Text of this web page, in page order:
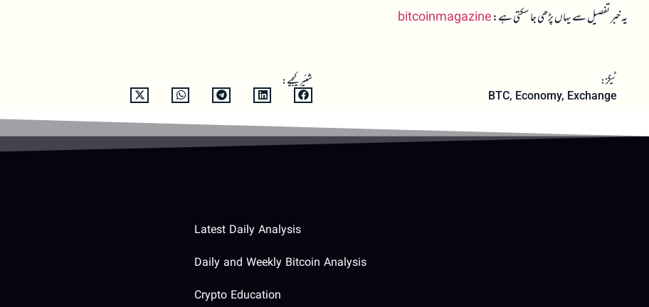
یہ خبر تفصیل سے یہاں پڑھی جا سکتی ہے:bitcoinmagazine
ٹیگز:
BTC, Economy, Exchange
شئیر کیجیے:
Latest Daily Analysis
Daily and Weekly Bitcoin Analysis
Crypto Education